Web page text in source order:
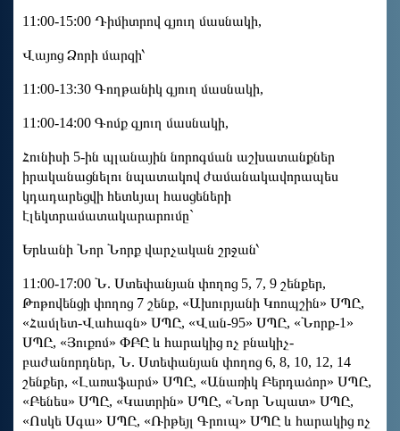
11:00-15:00 Դիմիտրով գյուղ մասնակի,
Վայոց Ձորի մարզի՝
11:00-13:30 Գողթանիկ գյուղ մասնակի,
11:00-14:00 Գոմք գյուղ մասնակի,
Հունիսի 5-ին պլանային նորոգման աշխատանքներ
իրականացնելու նպատակով ժամանակավորապես
կդադարեցվի հետևյալ հասցեների
էլեկտրամատակարարումը`
Երևանի Նոր Նորք վարչական շրջան՝
11:00-17:00 Ն. Ստեփանյան փողոց 5, 7, 9 շենքեր,
Թոթովենցի փողոց 7 շենք, «Ախուրյանի Կոոպշին» ՍՊԸ,
«Համլետ-Վահագն» ՍՊԸ, «Վան-95» ՍՊԸ, «Նորք-1»
ՍՊԸ, «Յուքոմ» ՓԲԸ և հարակից ոչ բնակիչ-
բաժանորդներ, Ն. Ստեփանյան փողոց 6, 8, 10, 12, 14
շենքեր, «Լառաֆարմ» ՍՊԸ, «Անառիկ Բերդաձոր» ՍՊԸ,
«Բենես» ՍՊԸ, «Կատրին» ՍՊԸ, «Նոր Նպատ» ՍՊԸ,
«Ոսկե Սգա» ՍՊԸ, «Ռիթեյլ Գրուպ» ՍՊԸ և հարակից ոչ